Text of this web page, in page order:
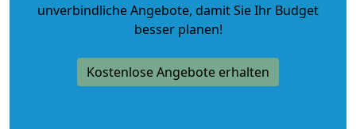
unverbindliche Angebote, damit Sie Ihr Budget
besser planen!
Kostenlose Angebote erhalten